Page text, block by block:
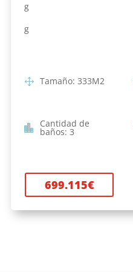
g
g
Tamaño: 333M2
Cantidad de
baños: 3
699.115€